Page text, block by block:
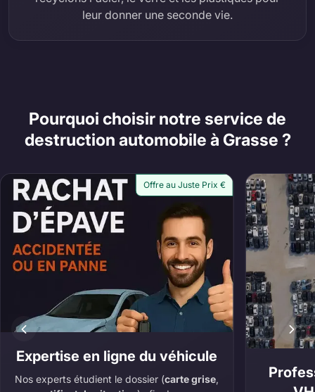
leur donner une seconde vie.
Pourquoi choisir notre service de
destruction automobile à Grasse ?
Offre au Juste Prix €
Expertise en ligne du véhicule
Nos experts étudient le dossier (carte grise,